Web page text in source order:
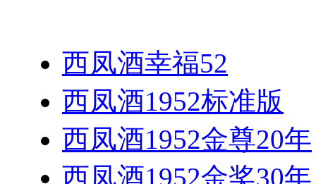
西凤酒幸福52
西凤酒1952标准版
西凤酒1952金尊20年
西凤酒1952金奖30年